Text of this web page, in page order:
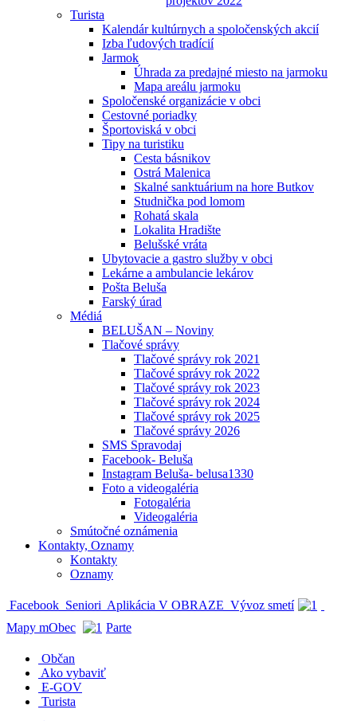
Turista
Kalendár kultúrnych a spoločenských akcií
Izba ľudových tradícií
Jarmok
Úhrada za predajné miesto na jarmoku
Mapa areálu jarmoku
Spoločenské organizácie v obci
Cestovné poriadky
Športoviská v obci
Tipy na turistiku
Cesta básnikov
Ostrá Malenica
Skalné sanktuárium na hore Butkov
Studnička pod lomom
Rohatá skala
Lokalita Hradište
Belušské vráta
Ubytovacie a gastro služby v obci
Lekárne a ambulancie lekárov
Pošta Beluša
Farský úrad
Médiá
BELUŠAN – Noviny
Tlačové správy
Tlačové správy rok 2021
Tlačové správy rok 2022
Tlačové správy rok 2023
Tlačové správy rok 2024
Tlačové správy rok 2025
Tlačové správy 2026
SMS Spravodaj
Facebook- Beluša
Instagram Beluša- belusa1330
Foto a videogaléria
Fotogaléria
Videogaléria
Smútočné oznámenia
Kontakty, Oznamy
Kontakty
Oznamy
Facebook Seniori Aplikácia V OBRAZE Vývoz smetí
Mapy mObec
Parte
Občan
Ako vybaviť
E-GOV
Turista